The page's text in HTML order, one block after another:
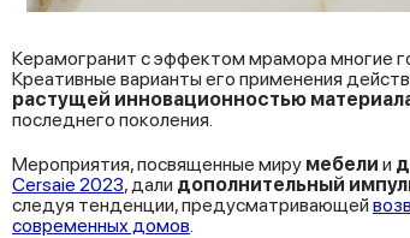
Керамогранит с эффектом мрамора многие
Креативные варианты его применения
растущей инновационностью
последнего поколения.
Мероприятия, посвященные миру мебели и
Cersaie 2023, дали дополнительный
следуя тенденции, предусматривающей
современных домов.